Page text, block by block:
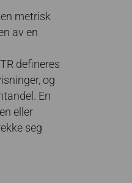
metrisk
av en
defineres
og
En
eller
seg